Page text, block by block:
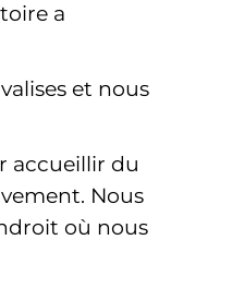
a
et nous
accueillir du
Nous
où nous